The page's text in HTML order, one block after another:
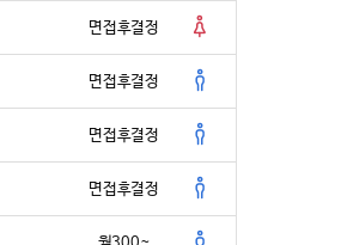
면접후결정
면접후결정
면접후결정
면접후결정